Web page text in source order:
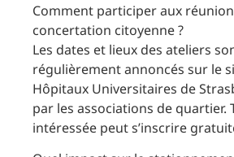
Comment participer aux
concertation citoyenne ?
Les dates et lieux des ateliers
régulièrement annoncés sur le
Hôpitaux Universitaires de
par les associations de quartier.
intéressée peut s’inscrire